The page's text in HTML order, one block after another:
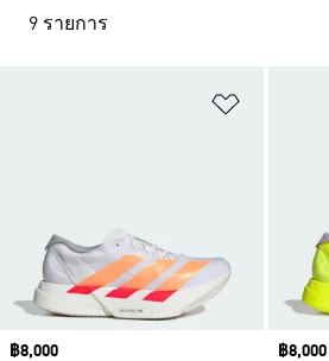
9 รายการ
Price
฿8,000
Price
฿8,000